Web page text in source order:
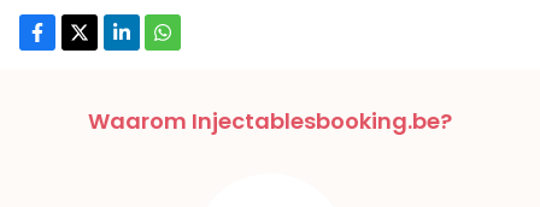
Waarom Injectablesbooking.be?